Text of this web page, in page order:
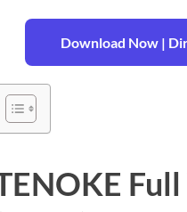
Download Now |